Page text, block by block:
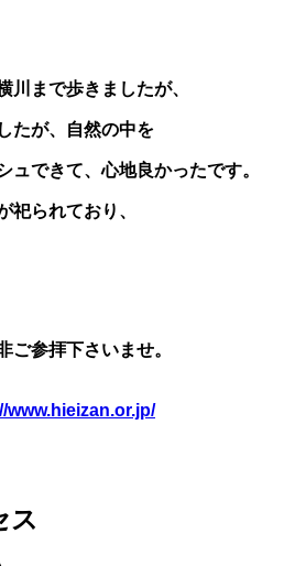
川まで歩きましたが、
たが、自然の中を
ュできて、心地良かったです。
祀られており、
ご参拝下さいませ。
www.hieizan.or.jp/